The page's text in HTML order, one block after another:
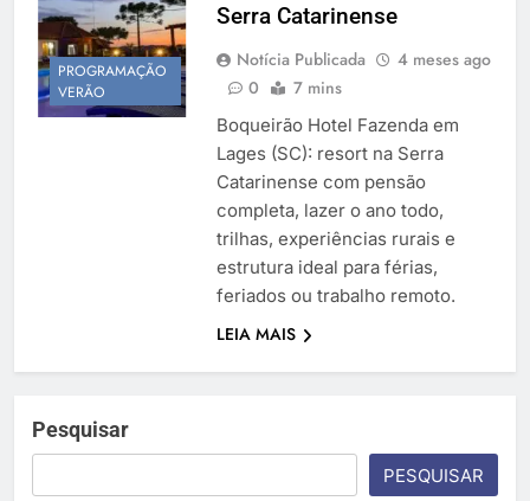
Temporada Verão 2027
PROGRAMAÇÃO
VERÃO
Serra Catarinense
Notícia Publicada
4 meses ago
0
7 mins
Boqueirão Hotel Fazenda em
Lages (SC): resort na Serra
Catarinense com pensão
completa, lazer o ano todo,
trilhas, experiências rurais e
estrutura ideal para férias,
feriados ou trabalho remoto.
LEIA MAIS
Pesquisar
PESQUISAR